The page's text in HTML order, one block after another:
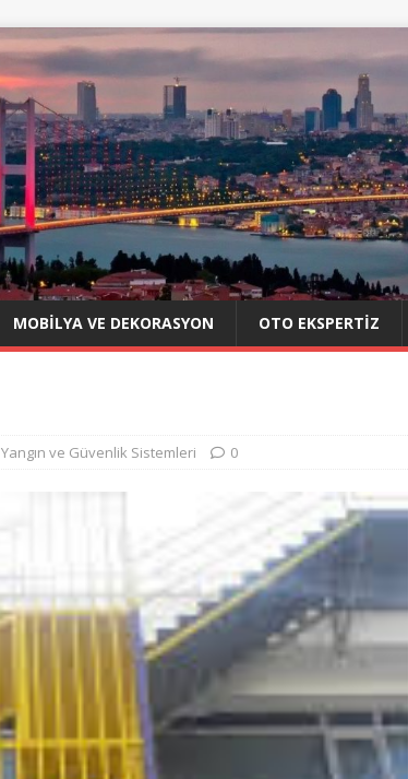
MOBILYA VE DEKORASYON OTO EKSPERTIZ
Yangın ve Güvenlik Sistemleri 0